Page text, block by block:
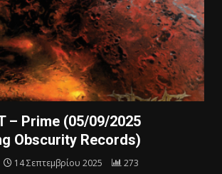
– Prime (05/09/2025
Obscurity Records)
14 Σεπτεμβρίου 2025 273